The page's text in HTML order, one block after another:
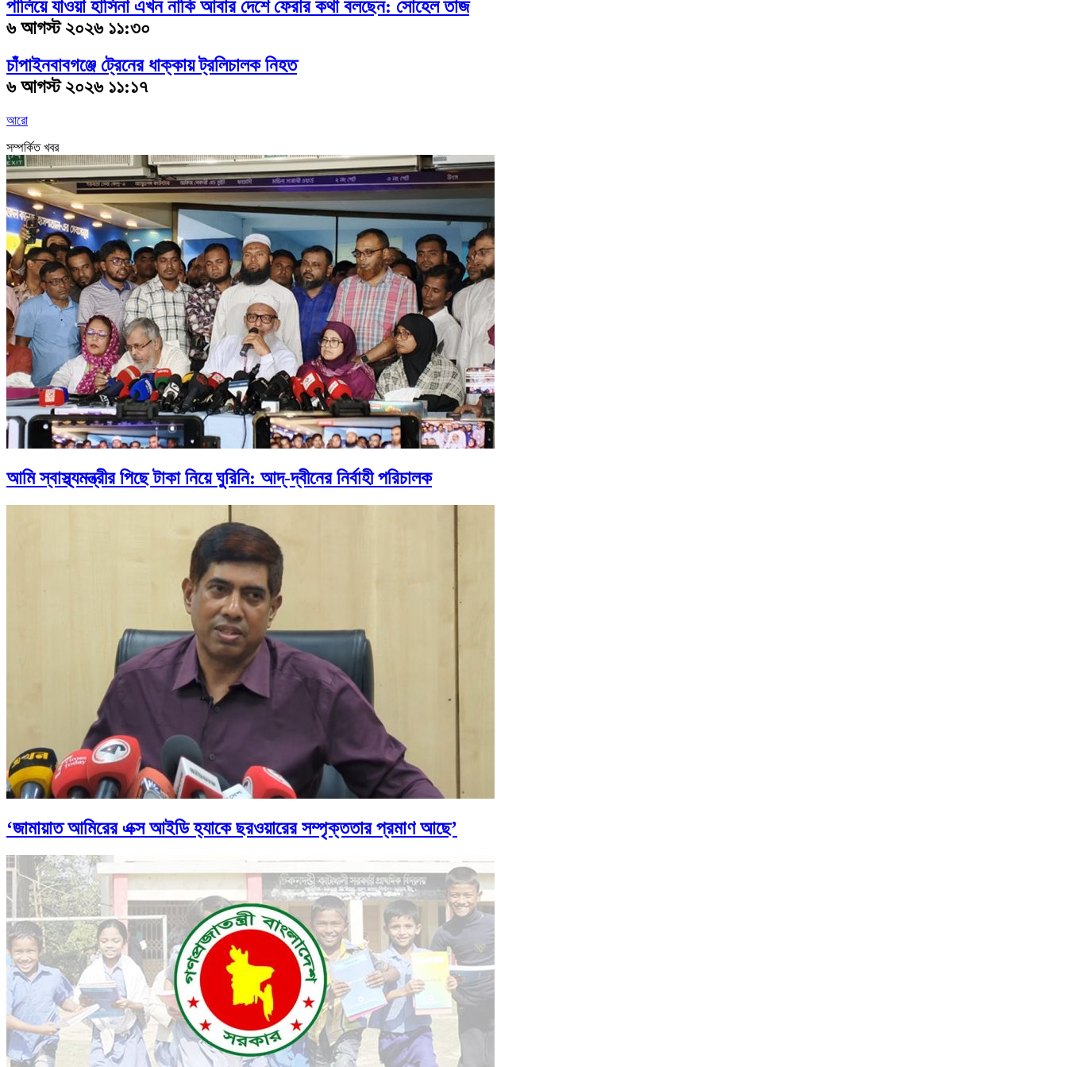
পালিয়ে যাওয়া হাসিনা এখন নাকি আবার দেশে ফেরার কথা বলছেন: সোহেল তাজ
৬ আগস্ট ২০২৬ ১১:৩০
চাঁপাইনবাবগঞ্জে ট্রেনের ধাক্কায় ট্রলিচালক নিহত
৬ আগস্ট ২০২৬ ১১:১৭
আরো
সম্পর্কিত খবর
আমি স্বাস্থ্যমন্ত্রীর পিছে টাকা নিয়ে ঘুরিনি: আদ্-দ্বীনের নির্বাহী পরিচালক
‘জামায়াত আমিরের এক্স আইডি হ্যাকে ছরওয়ারের সম্পৃক্ততার প্রমাণ আছে’